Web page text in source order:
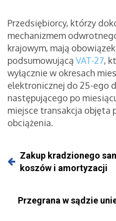
Przedsiębiorcy, którzy
mechanizmem
krajowym, mają
podsumowującą VAT-27,
wyłącznie w okresach
elektronicznej do 25-ego
następującego po
miejsce transakcja objęta
obciążenia.
Zakup kradzionego
koszów i amortyzacji
Przegrana w sądzie